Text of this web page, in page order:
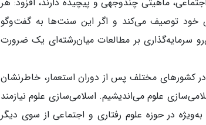
خود توصیف می‌کند و اگر این سنت‌ها به گفت‌وگو
سرمایه‌گذاری بر مطالعات میان‌رشته‌ای یک ضرورت
کشورهای مختلف پس از دوران استعمار، خاطرنشان
علوم می‌اندیشیم. اسلامی‌سازی علوم نیازمند
در حوزه علوم رفتاری و اجتماعی از سوی دیگر